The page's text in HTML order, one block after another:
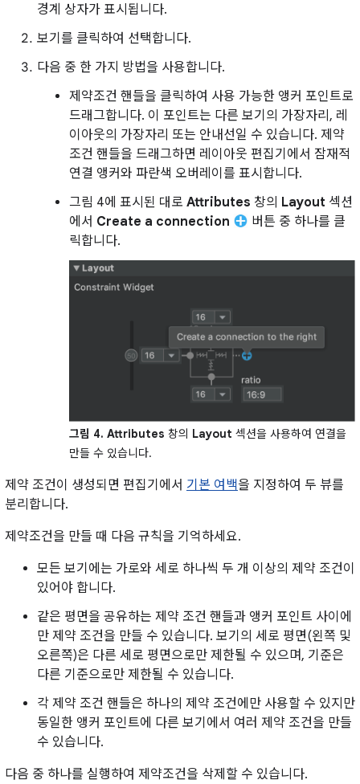
경계 상자가 표시됩니다.
보기를 클릭하여 선택합니다.
다음 중 한 가지 방법을 사용합니다.
제약조건 핸들을 클릭하여 사용 가능한 앵커 포인트로
드래그합니다. 이 포인트는 다른 보기의 가장자리, 레
이아웃의 가장자리 또는 안내선일 수 있습니다. 제약
조건 핸들을 드래그하면 레이아웃 편집기에서 잠재적
연결 앵커와 파란색 오버레이를 표시합니다.
그림 4에 표시된 대로 Attributes 창의 Layout 섹션
에서 Create a connection
버튼 중 하나를 클
릭합니다.
그림 4. Attributes 창의 Layout 섹션을 사용하여 연결을
만들 수 있습니다.
제약 조건이 생성되면 편집기에서 기본 여백을 지정하여 두 뷰를
분리합니다.
제약조건을 만들 때 다음 규칙을 기억하세요.
모든 보기에는 가로와 세로 하나씩 두 개 이상의 제약 조건이
있어야 합니다.
같은 평면을 공유하는 제약 조건 핸들과 앵커 포인트 사이에
만 제약 조건을 만들 수 있습니다. 보기의 세로 평면(왼쪽 및
오른쪽)은 다른 세로 평면으로만 제한될 수 있으며, 기준은
다른 기준으로만 제한될 수 있습니다.
각 제약 조건 핸들은 하나의 제약 조건에만 사용할 수 있지만
동일한 앵커 포인트에 다른 보기에서 여러 제약 조건을 만들
수 있습니다.
다음 중 하나를 실행하여 제약조건을 삭제할 수 있습니다.